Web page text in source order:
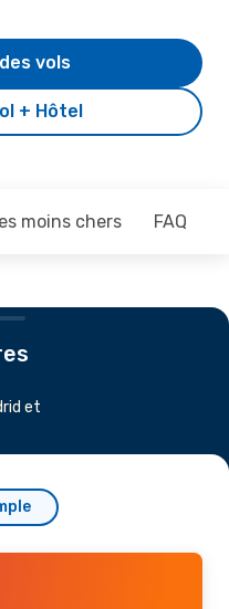
+ Hôtel
vols
moins chers FAQ
et